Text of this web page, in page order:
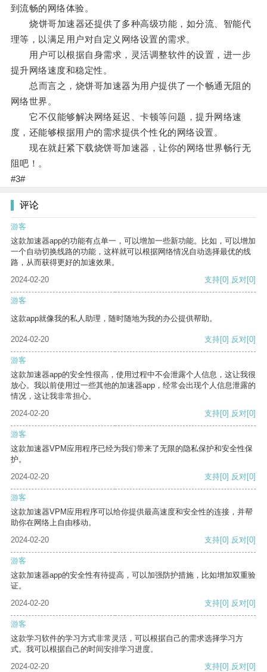
到流畅的网络体验。
烧饼哥加速器还提供了多种高级功能，如分流、智能代
理等，以满足用户对自定义网络设置的需求。
用户可以根据自身需求，灵活调整软件的设置，进一步
提升网络速度和稳定性。
总而言之，烧饼哥加速器为用户提供了一个畅通无阻的
网络世界。
它不仅能够解决网络延迟、卡顿等问题，提升网络速
度，还能够根据用户的需求提供个性化的网络设置。
现在就赶紧下载烧饼哥加速器，让你的网络世界畅行无
阻吧！。
#3#
评论
游客
这款加速器app的功能有点单一，可以增加一些新功能。比如，可以增加
一个自动切换线路的功能，这样就可以根据网络情况自动选择最优的线
路，从而获得更好的加速效果。
2024-02-20
支持[0] 反对[0]
游客
这款app就像我的私人助理，随时随地为我的办公提供帮助。
2024-02-20 支持[0] 反对[0]
游客
这款加速器app的安全性很高，使用过程中不会泄露个人信息，这让我很
放心。我以前使用过一些其他的加速器app，经常会出现个人信息泄露的
情况，这让我非常担心。
2024-02-20
支持[0] 反对[0]
游客
这款加速器VPM应用程序已经为我们带来了无限的隐私保护和安全性保
护。
2024-02-20
支持[0] 反对[0]
游客
这款加速器VPM应用程序可以给你提供最高速度和安全性的连接，并帮
助你在网络上自由移动。
2024-02-20
支持[0] 反对[0]
游客
这款加速器app的安全性有待提高，可以加强防护措施，比如增加双重验
证。
2024-02-20
支持[0] 反对[0]
游客
这款学习软件的学习方式非常灵活，可以根据自己的需求选择学习方
式。我可以根据自己的时间安排学习进度。
2024-02-20
支持[0] 反对[0]